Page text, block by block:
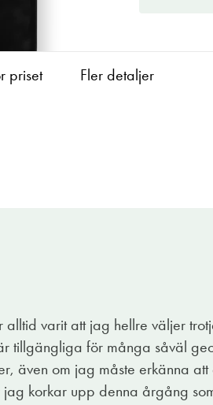
priset Fler detaljer
alltid varit att jag hellre väljer
tillgängliga för många såväl
även om jag måste erkänna
korkar upp denna årgång
i Toscana som har fler
med sin inbjudande
del tobak. Saltlakrits finns
inte att ta miste på.